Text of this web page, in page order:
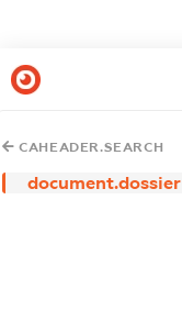
CAHEADER.SEARCH
document.dossier